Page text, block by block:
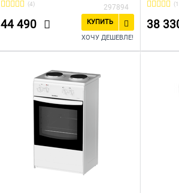
(4) 297894
44 490
КУПИТЬ
ХОЧУ ДЕШЕВЛЕ!
38